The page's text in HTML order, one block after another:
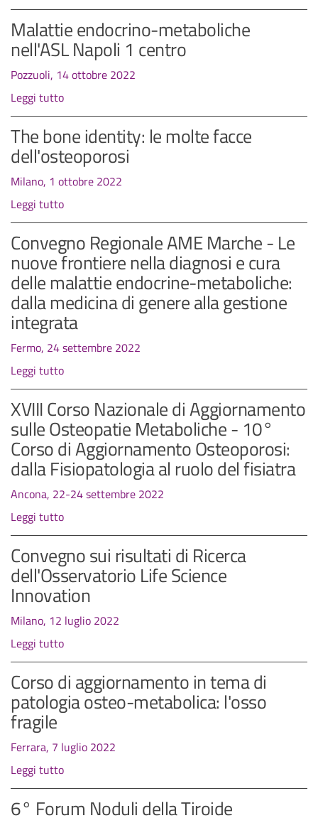
Malattie endocrino-metaboliche
nell'ASL Napoli 1 centro
Pozzuoli, 14 ottobre 2022
Leggi tutto
The bone identity: le molte facce
dell'osteoporosi
Milano, 1 ottobre 2022
Leggi tutto
Convegno Regionale AME Marche - Le
nuove frontiere nella diagnosi e cura
delle malattie endocrine-metaboliche:
dalla medicina di genere alla gestione
integrata
Fermo, 24 settembre 2022
Leggi tutto
XVIII Corso Nazionale di Aggiornamento
sulle Osteopatie Metaboliche - 10°
Corso di Aggiornamento Osteoporosi:
dalla Fisiopatologia al ruolo del fisiatra
Ancona, 22-24 settembre 2022
Leggi tutto
Convegno sui risultati di Ricerca
dell'Osservatorio Life Science
Innovation
Milano, 12 luglio 2022
Leggi tutto
Corso di aggiornamento in tema di
patologia osteo-metabolica: l'osso
fragile
Ferrara, 7 luglio 2022
Leggi tutto
6° Forum Noduli della Tiroide